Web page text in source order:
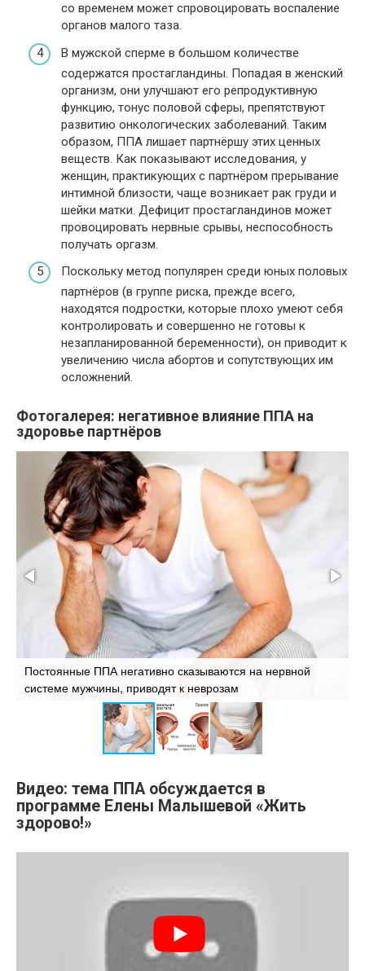
со временем может спровоцировать воспаление
органов малого таза.
В мужской сперме в большом количестве
содержатся простагландины. Попадая в женский
организм, они улучшают его репродуктивную
функцию, тонус половой сферы, препятствуют
развитию онкологических заболеваний. Таким
образом, ППА лишает партнёршу этих ценных
веществ. Как показывают исследования, у
женщин, практикующих с партнёром прерывание
интимной близости, чаще возникает рак груди и
шейки матки. Дефицит простагландинов может
провоцировать нервные срывы, неспособность
получать оргазм.
Поскольку метод популярен среди юных половых
партнёров (в группе риска, прежде всего,
находятся подростки, которые плохо умеют себя
контролировать и совершенно не готовы к
незапланированной беременности), он приводит к
увеличению числа абортов и сопутствующих им
осложнений.
Фотогалерея: негативное влияние ППА на
здоровье партнёров
Постоянные ППА негативно сказываются на нервной
системе мужчины, приводят к неврозам
Видео: тема ППА обсуждается в
программе Елены Малышевой «Жить
здорово!»